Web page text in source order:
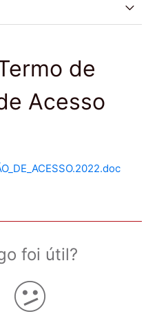
de Acesso
de
Acesso
foi útil?